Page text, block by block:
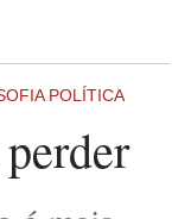
POLÍTICA